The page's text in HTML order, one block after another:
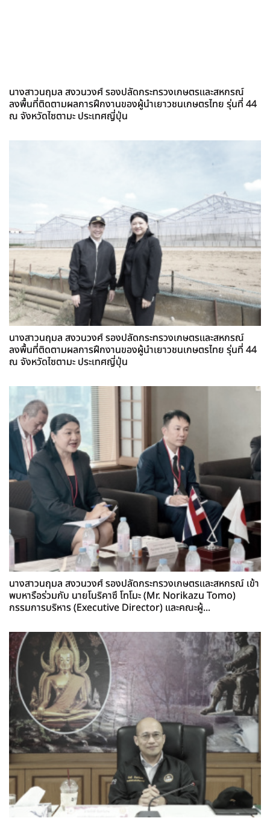
นางสาวนฤมล สงวนวงศ์ รองปลัดกระทรวงเกษตรและสหกรณ์
ลงพื้นที่ติดตามผลการฝึกงานของผู้นำเยาวชนเกษตรไทย รุ่นที่ 44
ณ จังหวัดไซตามะ ประเทศญี่ปุ่น
นางสาวนฤมล สงวนวงศ์ รองปลัดกระทรวงเกษตรและสหกรณ์
ลงพื้นที่ติดตามผลการฝึกงานของผู้นำเยาวชนเกษตรไทย รุ่นที่ 44
ณ จังหวัดไซตามะ ประเทศญี่ปุ่น
นางสาวนฤมล สงวนวงศ์ รองปลัดกระทรวงเกษตรและสหกรณ์ เข้า
พบหารือร่วมกับ นายโนริคาซึ โทโมะ (Mr. Norikazu Tomo)
กรรมการบริหาร (Executive Director) และคณะผู้...